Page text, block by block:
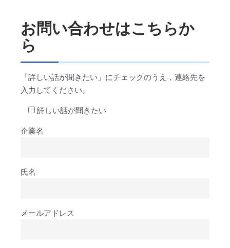
お問い合わせはこちらか
ら
「詳しい話が聞きたい」にチェックのうえ，連絡先を
入力してください。
詳しい話が聞きたい
企業名
氏名
メールアドレス